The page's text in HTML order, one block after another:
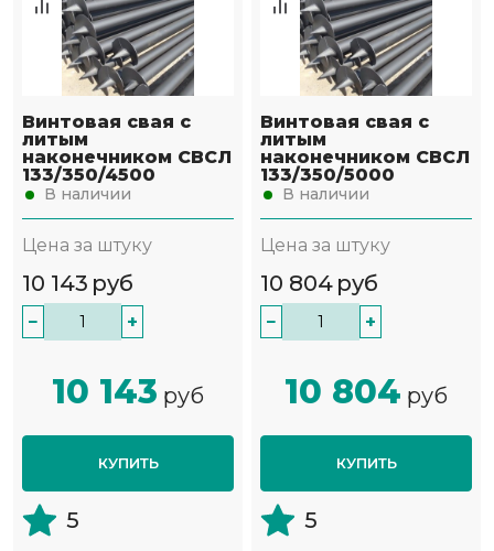
Винтовая свая с
литым
наконечником СВСЛ
133/350/4500
В наличии
Цена за штуку
10 143 руб
− +
10 143 руб
КУПИТЬ
5
Винтовая свая с
литым
наконечником СВСЛ
133/350/5000
В наличии
Цена за штуку
10 804 руб
− +
10 804 руб
КУПИТЬ
5